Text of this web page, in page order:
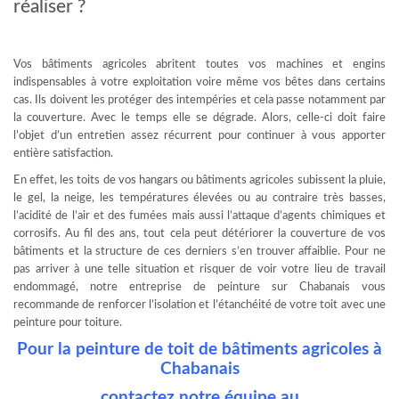
réaliser ?
Vos bâtiments agricoles abritent toutes vos machines et engins
indispensables à votre exploitation voire même vos bêtes dans certains
cas. Ils doivent les protéger des intempéries et cela passe notamment par
la couverture. Avec le temps elle se dégrade. Alors, celle-ci doit faire
l’objet d’un entretien assez récurrent pour continuer à vous apporter
entière satisfaction.
En effet, les toits de vos hangars ou bâtiments agricoles subissent la pluie,
le gel, la neige, les températures élevées ou au contraire très basses,
l’acidité de l’air et des fumées mais aussi l’attaque d’agents chimiques et
corrosifs. Au fil des ans, tout cela peut détériorer la couverture de vos
bâtiments et la structure de ces derniers s’en trouver affaiblie. Pour ne
pas arriver à une telle situation et risquer de voir votre lieu de travail
endommagé, notre entreprise de peinture sur Chabanais vous
recommande de renforcer l’isolation et l’étanchéité de votre toit avec une
peinture pour toiture.
Pour la peinture de toit de bâtiments agricoles à
Chabanais